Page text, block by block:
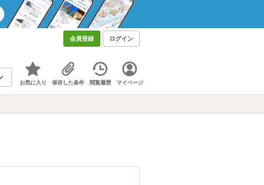
会員登録 ログイン
お気に入り 保存した条件 閲覧履歴 マイページ